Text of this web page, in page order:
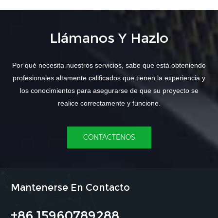
Llámanos Y Hazlo
Por qué necesita nuestros servicios, sabe que está obteniendo
profesionales altamente calificados que tienen la experiencia y
los conocimientos para asegurarse de que su proyecto se
realice correctamente y funcione.
CONTÁCTENOS
Mantenerse En Contacto